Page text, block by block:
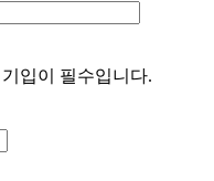
입이 필수입니다.